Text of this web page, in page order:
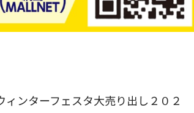
ンターフェスタ大売り出し２０２